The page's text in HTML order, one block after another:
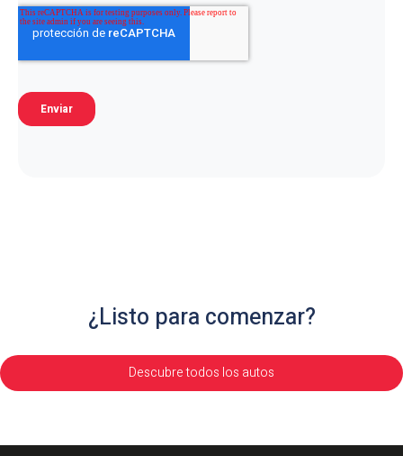
¿Listo para comenzar?
Descubre todos los autos